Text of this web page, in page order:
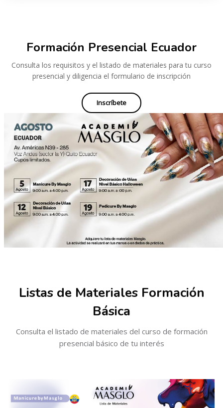
Formación Presencial Ecuador
Consulta los requisitos y el listado de materiales para tu curso
presencial y diligencia el formulario de inscripción
Inscríbete
Saltar [Cocoon] Custom HTML
Listas de Materiales Formación
Básica
Consulta el listado de materiales del curso de formación
presencial básico de tu interés